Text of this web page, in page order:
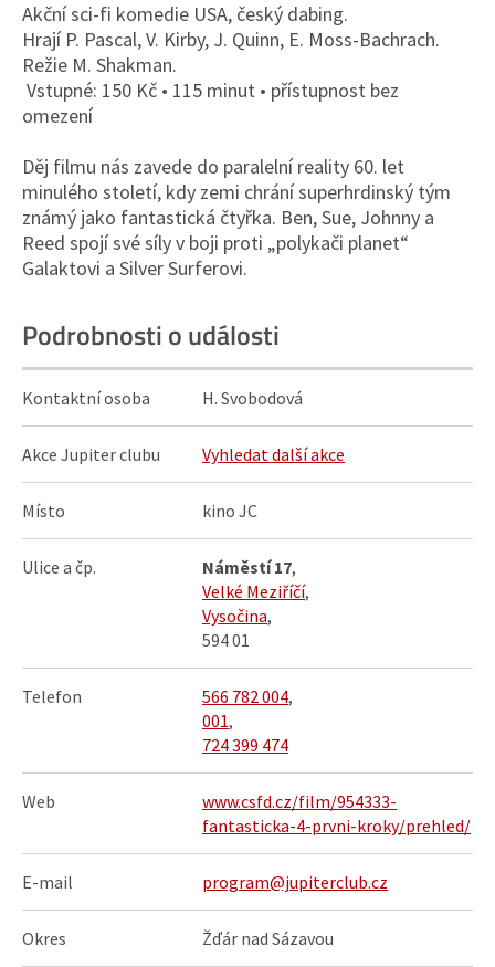
Akční sci-fi komedie USA, český dabing.
Hrají P. Pascal, V. Kirby, J. Quinn, E. Moss-Bachrach.
Režie M. Shakman.
Vstupné: 150 Kč • 115 minut • přístupnost bez
omezení
Děj filmu nás zavede do paralelní reality 60. let
minulého století, kdy zemi chrání superhrdinský tým
známý jako fantastická čtyřka. Ben, Sue, Johnny a
Reed spojí své síly v boji proti „polykači planet“
Galaktovi a Silver Surferovi.
Podrobnosti o události
Kontaktní osoba H. Svobodová
Akce Jupiter clubu Vyhledat další akce
Místo kino JC
Ulice a čp. Náměstí 17,
Velké Meziříčí,
Vysočina,
594 01
Telefon 566 782 004,
001,
724 399 474
Web
www.csfd.cz/film/954333-
fantasticka-4-prvni-kroky/prehled/
E-mail program@jupiterclub.cz
Okres Žďár nad Sázavou